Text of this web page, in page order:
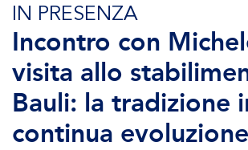
IN PRESENZA
Incontro con
visita allo
Bauli: la tradizione
continua evoluzione